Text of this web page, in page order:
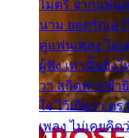
ไมตรี จากแฟน
นาม ยอดรักเอา
คู่แฟนเพลง ไม่
ผู้ฟัง เท่านั้นยิ่ง
วา สถิตฟากฟ้า
ใจ ไว้เถิดว่า ต
เพลง ไม่เคยคิ